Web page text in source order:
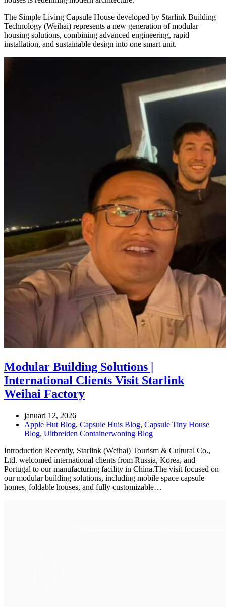
The Simple Living Capsule House developed by Starlink Building
Technology (Weihai) represents a new generation of modular
housing solutions, combining advanced engineering, rapid
installation, and sustainable design into one smart unit.
Modular Building Solutions |
International Clients Visit Starlink
Weihai Factory
januari 12, 2026
Apple Hut Blog, Capsule Huis Blog, Capsule Tiny House
Blog, Uitbreiden Containerwoning Blog
Introduction Recently, Starlink (Weihai) Tourism & Cultural Co.,
Ltd. welcomed international clients from Russia, Korea, and
Portugal to our manufacturing facility in China.The visit focused on
our modular building solutions, including mobile space capsule
homes, foldable houses, and fully customizable…